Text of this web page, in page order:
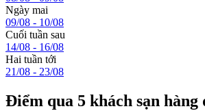
Ngày mai
09/08 - 10/08
Cuối tuần sau
14/08 - 16/08
Hai tuần tới
21/08 - 23/08
Điểm qua 5 khách sạn hàng